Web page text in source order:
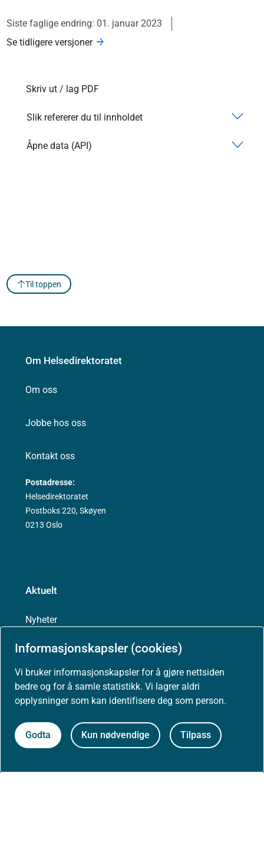
Informasjonskapsler (cookies)
Vi bruker informasjonskapsler for å gjøre nettsiden
bedre og for å samle statistikk. Vi lagrer aldri
opplysninger som kan identifisere deg som person.
Godta Kun nødvendige Tilpass
Siste faglige endring: 01. januar 2023
Se tidligere versjoner
Skriv ut / lag PDF
Slik refererer du til innholdet
Åpne data (API)
Til toppen
Om Helsedirektoratet
Om oss
Jobbe hos oss
Kontakt oss
Postadresse:
Helsedirektoratet
Postboks 220, Skøyen
0213 Oslo
Aktuelt
Nyheter
Arrangementer
Høringer